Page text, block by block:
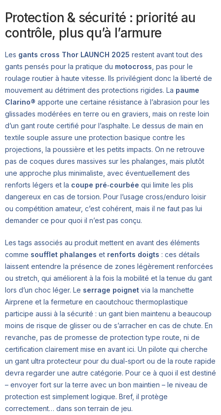
Protection & sécurité : priorité au
contrôle, plus qu’à l’armure
Les gants cross Thor LAUNCH 2025 restent avant tout des
gants pensés pour la pratique du motocross, pas pour le
roulage routier à haute vitesse. Ils privilégient donc la liberté de
mouvement au détriment des protections rigides. La paume
Clarino® apporte une certaine résistance à l’abrasion pour les
glissades modérées en terre ou en graviers, mais on reste loin
d’un gant route certifié pour l’asphalte. Le dessus de main en
textile souple assure une protection basique contre les
projections, la poussière et les petits impacts. On ne retrouve
pas de coques dures massives sur les phalanges, mais plutôt
une approche plus minimaliste, avec éventuellement des
renforts légers et la coupe pré‑courbée qui limite les plis
dangereux en cas de torsion. Pour l’usage cross/enduro loisir
ou compétition amateur, c’est cohérent, mais il ne faut pas lui
demander ce pour quoi il n’est pas conçu.
Les tags associés au produit mettent en avant des éléments
comme soufflet phalanges et renforts doigts : ces détails
laissent entendre la présence de zones légèrement renforcées
ou stretch, qui améliorent à la fois la mobilité et la tenue du gant
lors d’un choc léger. Le serrage poignet via la manchette
Airprene et la fermeture en caoutchouc thermoplastique
participe aussi à la sécurité : un gant bien maintenu a beaucoup
moins de risque de glisser ou de s’arracher en cas de chute. En
revanche, pas de promesse de protection type route, ni de
certification clairement mise en avant ici. Un pilote qui cherche
un gant ultra protecteur pour du dual-sport ou de la route rapide
devra regarder une autre catégorie. Pour ce à quoi il est destiné
– envoyer fort sur la terre avec un bon maintien – le niveau de
protection est simplement logique. Bref, il protège
correctement… dans son terrain de jeu.